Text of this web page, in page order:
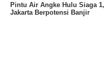
Pintu Air Angke Hulu Siaga 1,
Jakarta Berpotensi Banjir